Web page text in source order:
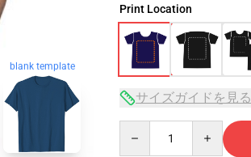
blank template
Print Location
サイズガイドを見る